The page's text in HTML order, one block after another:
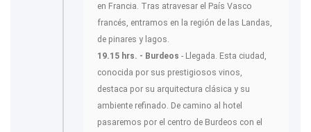
en Francia. Tras atravesar el País Vasco
francés, entramos en la región de las Landas,
de pinares y lagos.
19.15 hrs. - Burdeos - Llegada. Esta ciudad,
conocida por sus prestigiosos vinos,
destaca por su arquitectura clásica y su
ambiente refinado. De camino al hotel
pasaremos por el centro de Burdeos con el